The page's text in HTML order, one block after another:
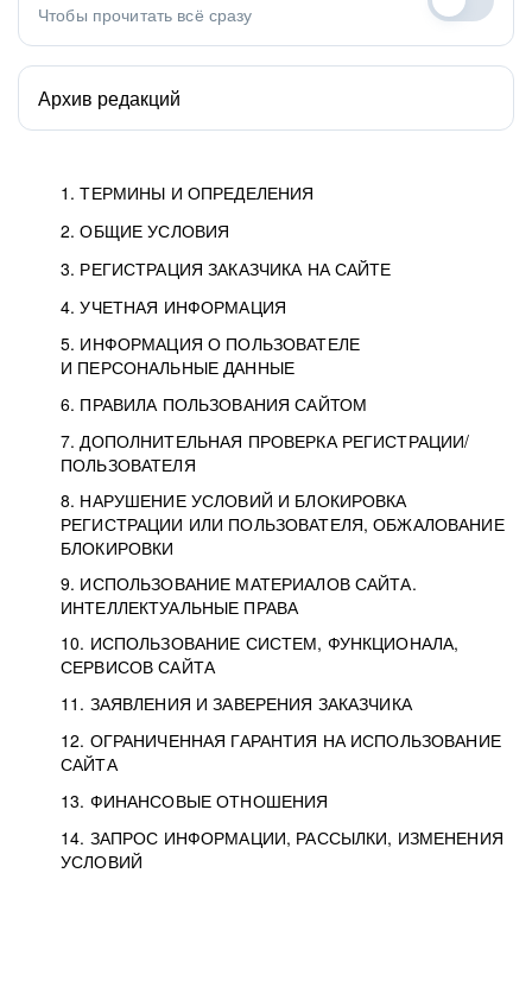
1. ТЕРМИНЫ И ОПРЕДЕЛЕНИЯ
2. ОБЩИЕ УСЛОВИЯ
3. РЕГИСТРАЦИЯ ЗАКАЗЧИКА НА САЙТЕ
4. УЧЕТНАЯ ИНФОРМАЦИЯ
5. ИНФОРМАЦИЯ О ПОЛЬЗОВАТЕЛЕ
И ПЕРСОНАЛЬНЫЕ ДАННЫЕ
6. ПРАВИЛА ПОЛЬЗОВАНИЯ САЙТОМ
7. ДОПОЛНИТЕЛЬНАЯ ПРОВЕРКА РЕГИСТРАЦИИ/
ПОЛЬЗОВАТЕЛЯ
8. НАРУШЕНИЕ УСЛОВИЙ И БЛОКИРОВКА
РЕГИСТРАЦИИ ИЛИ ПОЛЬЗОВАТЕЛЯ, ОБЖАЛОВАНИЕ
БЛОКИРОВКИ
9. ИСПОЛЬЗОВАНИЕ МАТЕРИАЛОВ САЙТА.
ИНТЕЛЛЕКТУАЛЬНЫЕ ПРАВА
10. ИСПОЛЬЗОВАНИЕ СИСТЕМ, ФУНКЦИОНАЛА,
СЕРВИСОВ САЙТА
11. ЗАЯВЛЕНИЯ И ЗАВЕРЕНИЯ ЗАКАЗЧИКА
12. ОГРАНИЧЕННАЯ ГАРАНТИЯ НА ИСПОЛЬЗОВАНИЕ
САЙТА
13. ФИНАНСОВЫЕ ОТНОШЕНИЯ
14. ЗАПРОС ИНФОРМАЦИИ, РАССЫЛКИ, ИЗМЕНЕНИЯ
УСЛОВИЙ
Чтобы прочитать всё сразу
Архив редакций